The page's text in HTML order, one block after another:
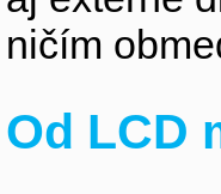
ničím
Od LCD